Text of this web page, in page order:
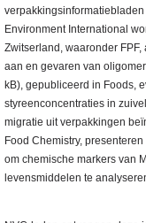
Environment International
Zwitserland, waaronder
aan en gevaren van
kB), gepubliceerd in Foods,
styreenconcentraties in
migratie uit verpakkingen
Food Chemistry,
om chemische markers van
levensmiddelen te